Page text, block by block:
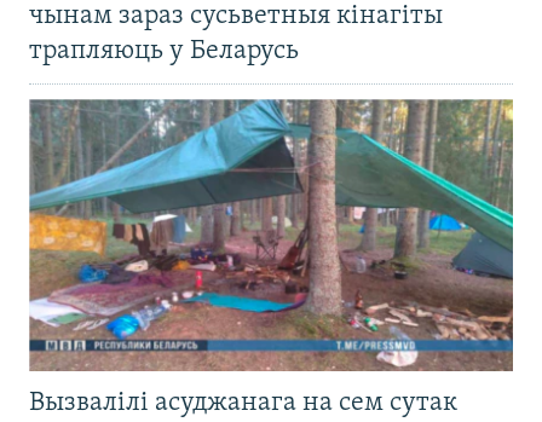
чынам зараз сусьветныя кінагіты
трапляюць у Беларусь
Вызвалілі асуджанага на сем сутак